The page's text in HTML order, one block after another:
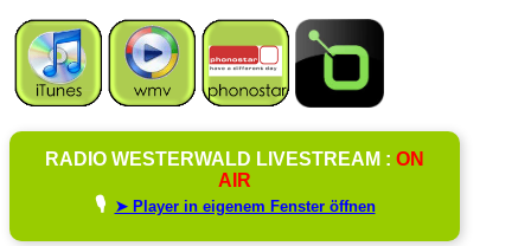
RADIO WESTERWALD LIVESTREAM : ON
AIR
🎙️ ➤ Player in eigenem Fenster öffnen